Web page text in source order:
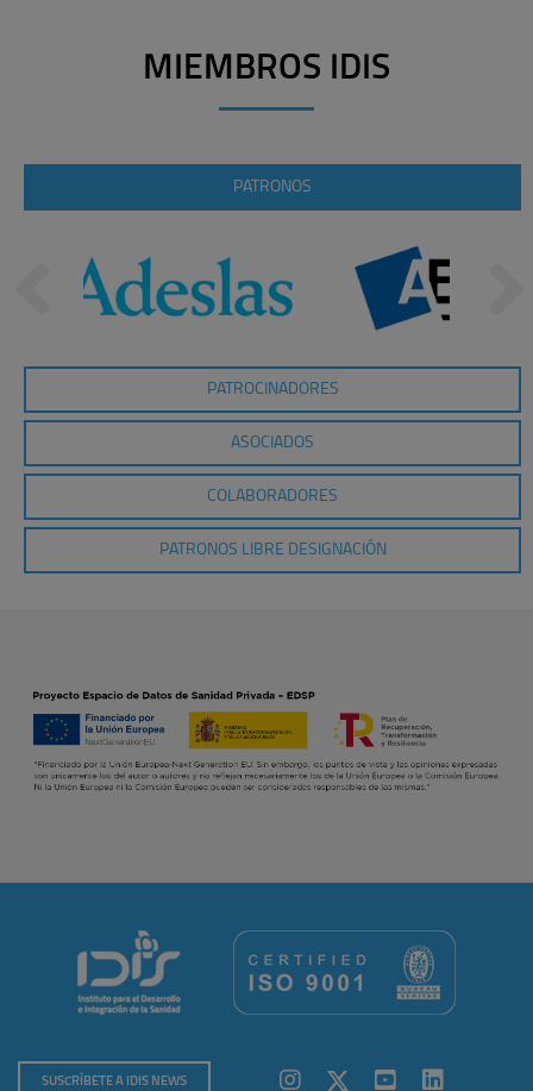
MIEMBROS IDIS
PATRONOS
PATROCINADORES
ASOCIADOS
COLABORADORES
PATRONOS LIBRE DESIGNACIÓN
SUSCRÍBETE A IDIS NEWS